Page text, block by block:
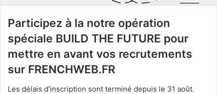
Participez à la notre opération
spéciale BUILD THE FUTURE pour
mettre en avant vos recrutements
sur FRENCHWEB.FR
Les délais d’inscription sont terminé depuis le 31 août.